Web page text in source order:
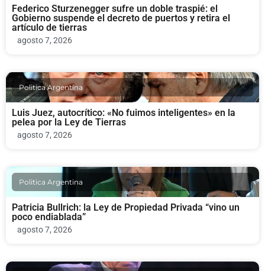
Federico Sturzenegger sufre un doble traspié: el
Gobierno suspende el decreto de puertos y retira el
artículo de tierras
agosto 7, 2026
Politica Argentina
Luis Juez, autocrítico: «No fuimos inteligentes» en la
pelea por la Ley de Tierras
agosto 7, 2026
Politica Argentina
Patricia Bullrich: la Ley de Propiedad Privada “vino un
poco endiablada”
agosto 7, 2026